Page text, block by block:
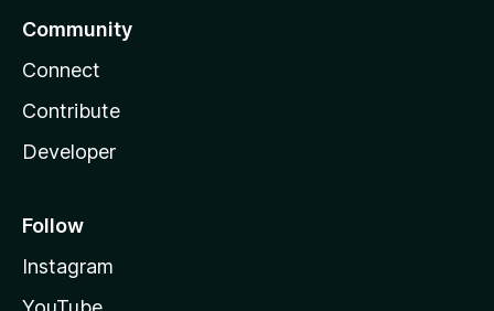
Community
Connect
Contribute
Developer
Follow
Instagram